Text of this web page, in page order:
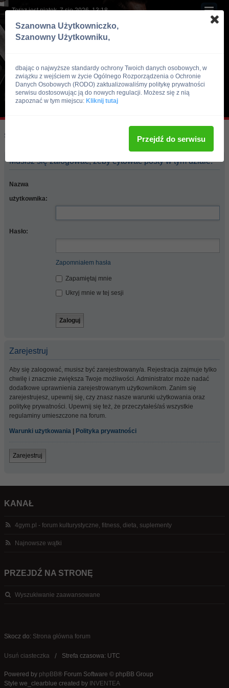
Teraz jest piątek, 7 sie 2026, 13:18
Skocz do:
Musisz się zalogować, żeby cytować posty w tym dziale.
Nazwa
użytkownika:
Hasło:
Zapomniałem hasła
Zapamiętaj mnie
Ukryj mnie w tej sesji
Zarejestruj
Aby się zalogować, musisz być zarejestrowany/a. Rejestracja zajmuje tylko
chwilę i znacznie zwiększa Twoje możliwości. Administrator może nadać
dodatkowe uprawnienia zarejestrowanym użytkownikom. Zanim się
zarejestrujesz, upewnij się, czy znasz nasze warunki użytkowania oraz
politykę prywatności. Upewnij się też, że przeczytałeś/aś wszystkie
regulaminy umieszczone na forum.
Warunki użytkowania Polityka prywatności
Zarejestruj
KANAŁ
4gym.pl - forum kulturystyczne, fitness, dieta, suplementy
Najnowsze wątki
PRZEJDŹ NA STRONĘ
Wyszukiwanie zaawansowane
Skocz do: Strona główna forum
Usuń ciasteczka Strefa czasowa: UTC
Powered by phpBB® Forum Software © phpBB Group
Style we_clearblue created by INVENTEA
Szanowna Użytkowniczko,
Szanowny Użytkowniku,
dbając o najwyższe standardy ochrony Twoich danych osobowych, w
związku z wejściem w życie Ogólnego Rozporządzenia o Ochronie
Danych Osobowych (RODO) zaktualizowaliśmy politykę prywatności
serwisu dostosowując ją do nowych regulacji. Możesz się z nią
zapoznać w tym miejscu: Kliknij tutaj
Przejdź do serwisu